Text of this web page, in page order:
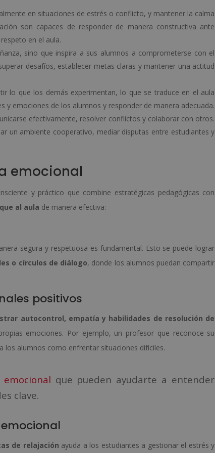
en situaciones de estrés o conflicto, y mantener la calma
son capaces de responder de manera constructiva ante
en el aula.
sino que inspira a sus alumnos a comprometerse con el
desafíos, establecer metas claras y mantener una actitud
lo que los demás experimentan, lo que se traduce en el aula
y emociones de los alumnos y responder de manera adecuada.
efectivamente, resolver conflictos y colaborar con otros.
un ambiente cooperativo, mediar disputas entre estudiantes y
emocional
y práctico que combine estratégicas pedagógicas con
al aula de manera efectiva:
segura y respetuosa es fundamental. Esto se puede lograr
o círculos de diálogo, donde los alumnos puedan compartir
positivos
autocontrol, empatía y habilidades de resolución de
emociones. Por ejemplo, un profesor que reconoce su
alumnos como enfrentar situaciones difíciles.
que pueden ayudarte a entender
clave.
de relajación ayuda a los estudiantes a gestionar el estrés y